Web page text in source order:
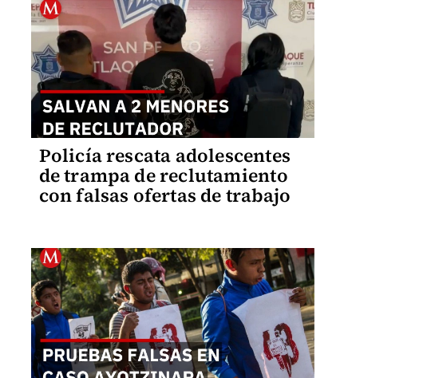
Policía rescata adolescentes
de trampa de reclutamiento
con falsas ofertas de trabajo